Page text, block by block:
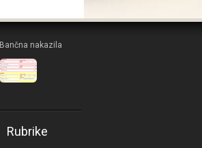
Bančna nakazila
Rubrike